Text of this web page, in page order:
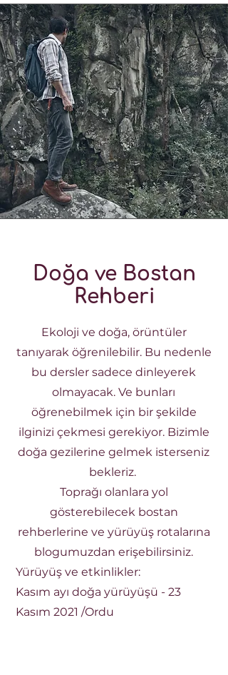
Doğa ve Bostan
Rehberi
Ekoloji ve doğa, örüntüler
tanıyarak öğrenilebilir. Bu nedenle
bu dersler sadece dinleyerek
olmayacak. Ve bunları
öğrenebilmek için bir şekilde
ilginizi çekmesi gerekiyor. Bizimle
doğa gezilerine gelmek isterseniz
bekleriz.
Toprağı olanlara yol
gösterebilecek bostan
rehberlerine ve yürüyüş rotalarına
blogumuzdan erişebilirsiniz.
Yürüyüş ve etkinlikler:
Kasım ayı doğa yürüyüşü - 23
Kasım 2021 /Ordu